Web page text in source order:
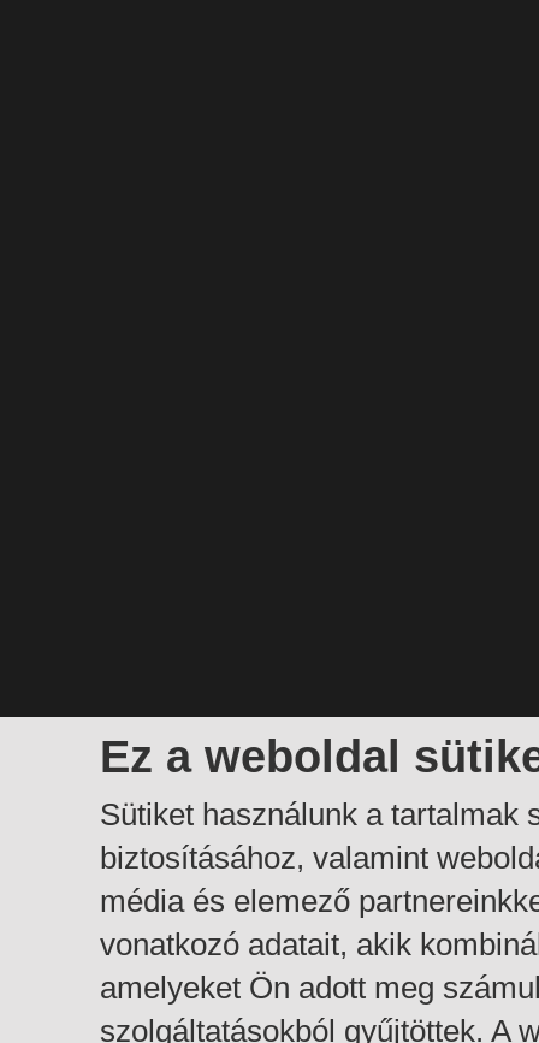
Ez a weboldal
Sütiket használunk a tartalmak
biztosításához, valamint
média és elemező
vonatkozó adatait, akik
amelyeket Ön adott meg
szolgáltatásokból gyűjtöttek. A